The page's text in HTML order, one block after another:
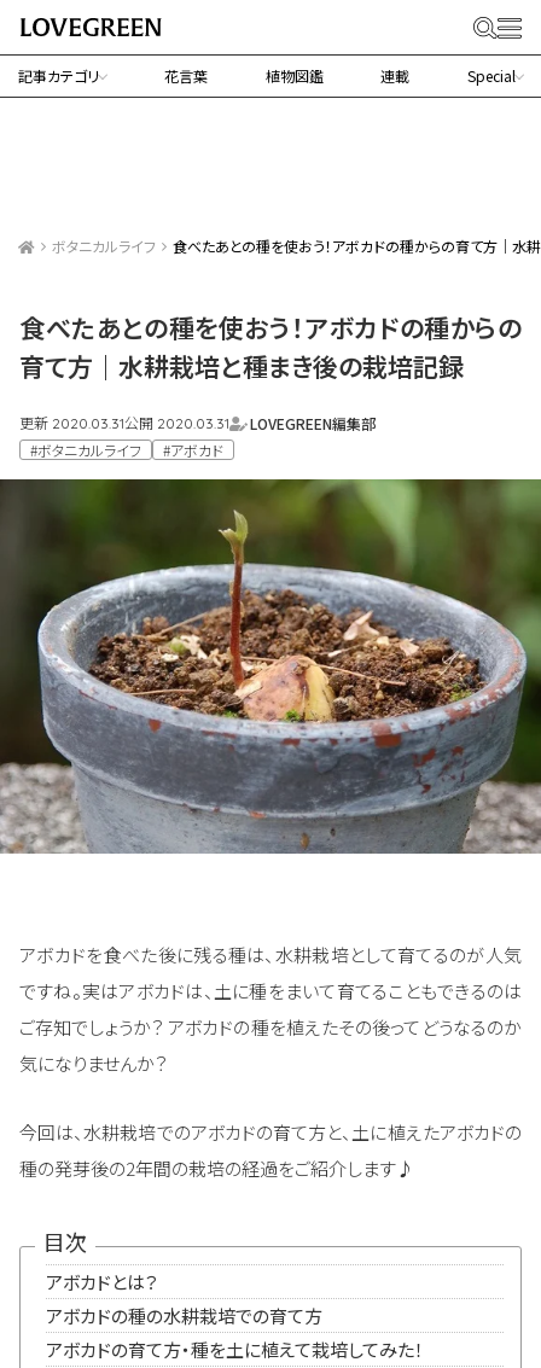
記事カテゴリ 花言葉 植物図鑑 連載 Special
ボタニカルライフ 食べたあとの種を使おう！アボカドの種からの育て方｜水
食べたあとの種を使おう！アボカドの種からの
育て方｜水耕栽培と種まき後の栽培記録
更新 2020.03.31公開 2020.03.31
LOVEGREEN編集部
#ボタニカルライフ
#アボカド
アボカドを食べた後に残る種は、水耕栽培として育てるのが人気
ですね。実はアボカドは、土に種をまいて育てることもできるのは
ご存知でしょうか？ アボカドの種を植えたその後ってどうなるのか
気になりませんか？
今回は、水耕栽培でのアボカドの育て方と、土に植えたアボカドの
種の発芽後の2年間の栽培の経過をご紹介します♪
目次
アボカドとは？
アボカドの種の水耕栽培での育て方
アボカドの育て方・種を土に植えて栽培してみた！